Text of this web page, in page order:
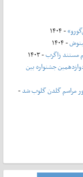
- ۱۴۰۴
- ۱۴۰۴
مستند زاگرب- ۱۴۰۳
جشنواره بین
مراسم گلدن گلوب شد-